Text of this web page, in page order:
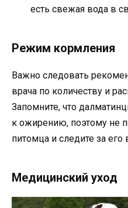
есть свежая вода в
Режим кормления
Важно следовать
врача по количеству и
Запомните, что
к ожирению, поэтому не
питомца и следите за его
Медицинский уход